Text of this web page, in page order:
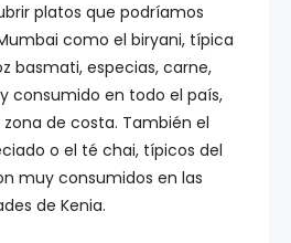
platos que podríamos
como el biryani, típica
basmati, especias, carne,
consumido en todo el país,
de costa. También el
o el té chai, típicos del
muy consumidos en las
de Kenia.